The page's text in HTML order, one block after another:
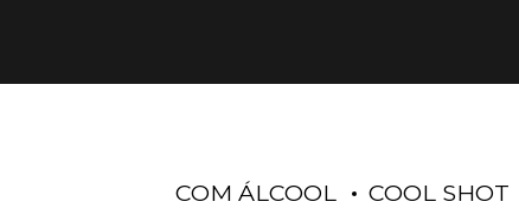
COM ÁLCOOL COOL SHOT